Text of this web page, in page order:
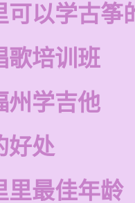
可以学古筝
歌培训班
州学吉他
好处
里最佳年龄